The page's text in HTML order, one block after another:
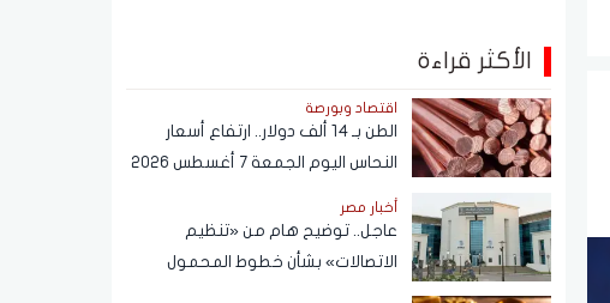
الأكثر قراءة
اقتصاد وبورصة
الطن بـ 14 ألف دولار.. ارتفاع أسعار
النحاس اليوم الجمعة 7 أغسطس 2026
أخبار مصر
عاجل.. توضيح هام من «تنظيم
الاتصالات» بشأن خطوط المحمول